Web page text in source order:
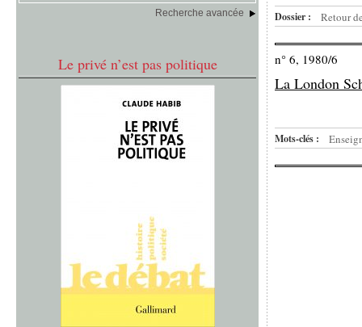
Recherche avancée
Le privé n’est pas politique
Dossier : Retour
n° 6, 1980/6
La London
Mots-clés :